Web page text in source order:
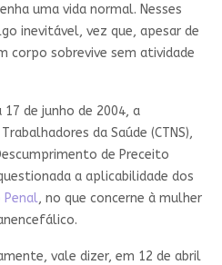
uma vida normal. Nesses
inevitável, vez que, apesar de
corpo sobrevive sem atividade
17 de junho de 2004, a
da Saúde (CTNS),
de Preceito
a aplicabilidade dos
Penal, no que concerne à mulher
vale dizer, em 12 de abril